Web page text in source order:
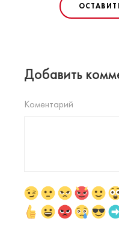
Добавить
Коментарий